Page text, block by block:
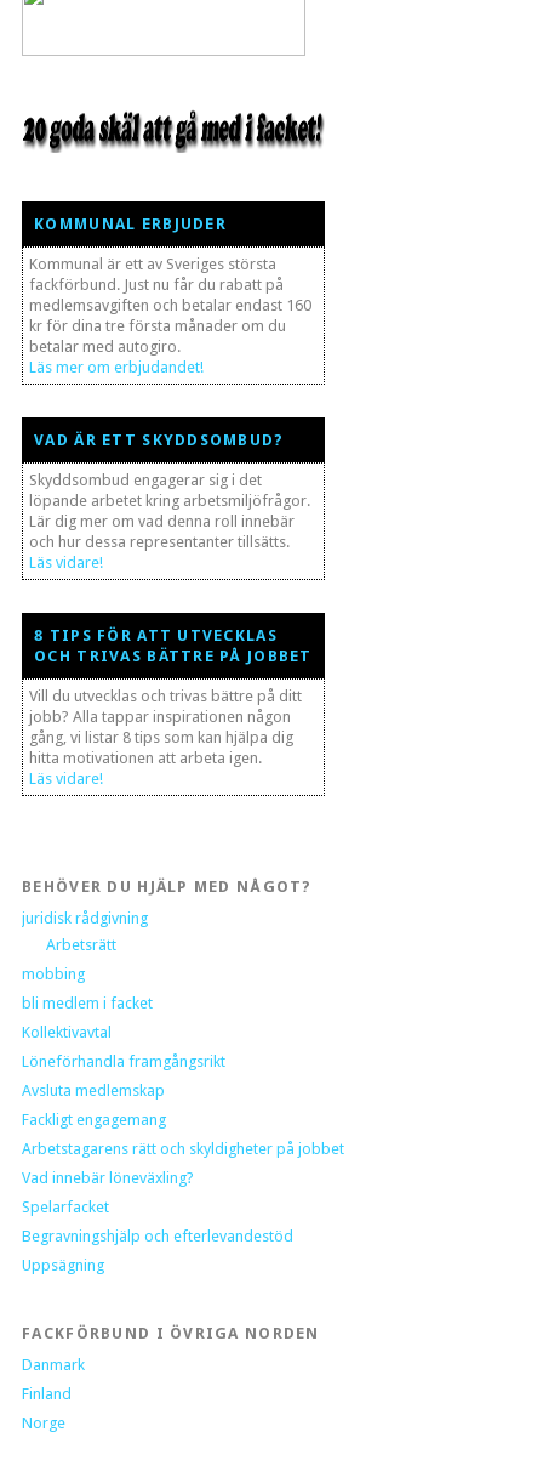
KOMMUNAL ERBJUDER
Kommunal är ett av Sveriges största
fackförbund. Just nu får du rabatt på
medlemsavgiften och betalar endast 160
kr för dina tre första månader om du
betalar med autogiro.
Läs mer om erbjudandet!
VAD ÄR ETT SKYDDSOMBUD?
Skyddsombud engagerar sig i det
löpande arbetet kring arbetsmiljöfrågor.
Lär dig mer om vad denna roll innebär
och hur dessa representanter tillsätts.
Läs vidare!
8 TIPS FÖR ATT UTVECKLAS
OCH TRIVAS BÄTTRE PÅ JOBBET
Vill du utvecklas och trivas bättre på ditt
jobb? Alla tappar inspirationen någon
gång, vi listar 8 tips som kan hjälpa dig
hitta motivationen att arbeta igen.
Läs vidare!
BEHÖVER DU HJÄLP MED NÅGOT?
juridisk rådgivning
Arbetsrätt
mobbing
bli medlem i facket
Kollektivavtal
Löneförhandla framgångsrikt
Avsluta medlemskap
Fackligt engagemang
Arbetstagarens rätt och skyldigheter på jobbet
Vad innebär löneväxling?
Spelarfacket
Begravningshjälp och efterlevandestöd
Uppsägning
FACKFÖRBUND I ÖVRIGA NORDEN
Danmark
Finland
Norge